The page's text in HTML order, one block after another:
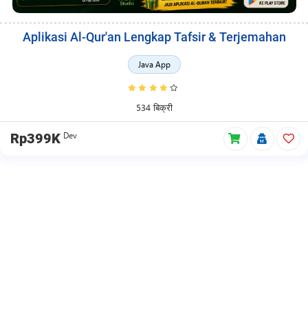
Aplikasi Al-Qur'an Lengkap Tafsir & Terjemahan
Java App
534 बिक्री
Rp399K Dev